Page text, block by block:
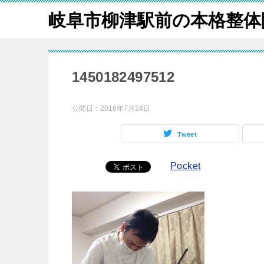
岐阜市柳津駅前の本格整体
1450182497512
公開日： 2016年7月24日
Tweet
Pocket